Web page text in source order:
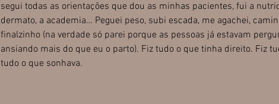
segui todas as orientações que dou as minhas pacientes, fui a
dermato, a academia… Peguei peso, subi escada, me agachei,
finalzinho (na verdade só parei porque as pessoas já estavam
ansiando mais do que eu o parto). Fiz tudo o que tinha direito. Fiz
tudo o que sonhava.